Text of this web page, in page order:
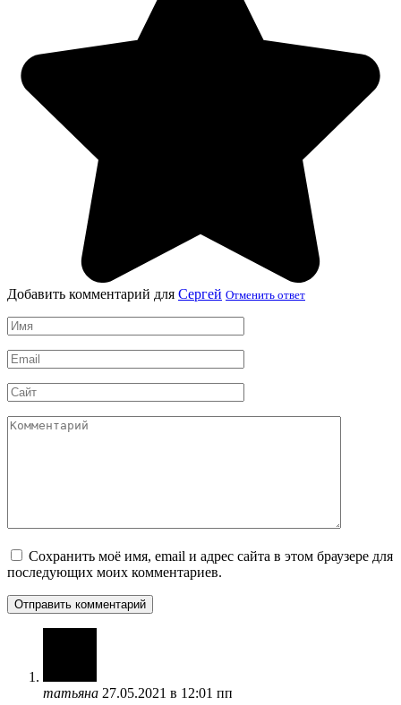
Добавить комментарий для Сергей Отменить ответ
Имя
*
Email
*
Сайт
Комментарий
Сохранить моё имя, email и адрес сайта в этом браузере для
последующих моих комментариев.
татьяна 27.05.2021 в 12:01 пп